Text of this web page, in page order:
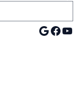
يوتيوب
فيسبوك
جوجل